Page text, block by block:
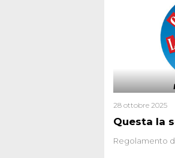
Questa la
28 ottobre 2025
Regolamento